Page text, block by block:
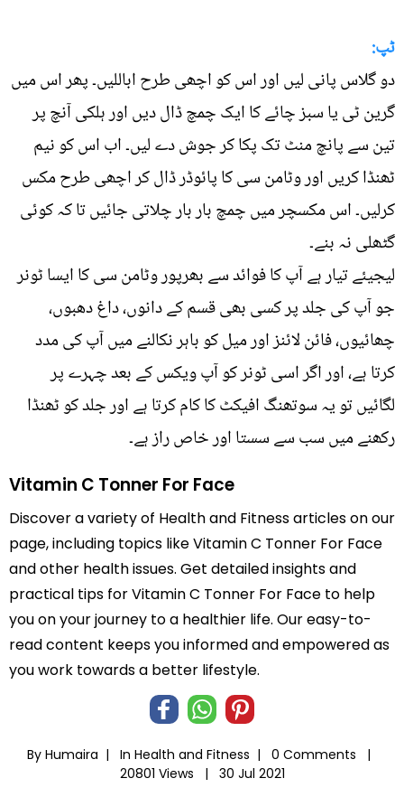
ٹپ:
دو گلاس پانی لیں اور اس کو اچھی طرح اباللیں۔ پھر اس میں
گرین ٹی یا سبز چائے کا ایک چمچ ڈال دیں اور ہلکی آنچ پر
تین سے پانچ منٹ تک پکا کر جوش دے لیں۔ اب اس کو نیم
ٹھنڈا کریں اور وٹامن سی کا پائوڈر ڈال کر اچھی طرح مکس
کرلیں۔ اس مکسچر میں چمچ بار بار چلاتی جائیں تا کہ کوئی
گٹھلی نہ بنے۔
لیجیئے تیار ہے آپ کا فوائد سے بھرپور وٹامن سی کا ایسا ٹونر
جو آپ کی جلد پر کسی بھی قسم کے دانوں، داغ دھبوں،
چھائیوں، فائن لائنز اور میل کو باہر نکالنے میں آپ کی مدد
کرتا ہے، اور اگر اسی ٹونر کو آپ ویکس کے بعد چہرے پر
لگائیں تو یہ سوتھنگ افیکٹ کا کام کرتا ہے اور جلد کو ٹھنڈا
رکھنے میں سب سے سستا اور خاص راز ہے۔
Vitamin C Tonner For Face
Discover a variety of Health and Fitness articles on our
page, including topics like Vitamin C Tonner For Face
and other health issues. Get detailed insights and
practical tips for Vitamin C Tonner For Face to help
you on your journey to a healthier life. Our easy-to-
read content keeps you informed and empowered as
you work towards a better lifestyle.
By Humaira | In Health and Fitness |
0 Comments |
20801 Views |
30 Jul 2021